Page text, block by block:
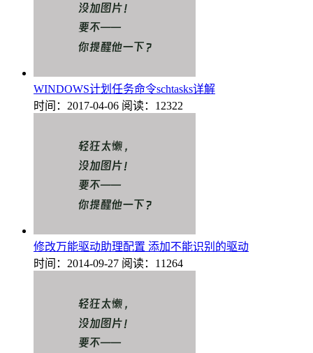
WINDOWS计划任务命令schtasks详解
时间：2017-04-06 阅读：12322
修改万能驱动助理配置 添加不能识别的驱动
时间：2014-09-27 阅读：11264